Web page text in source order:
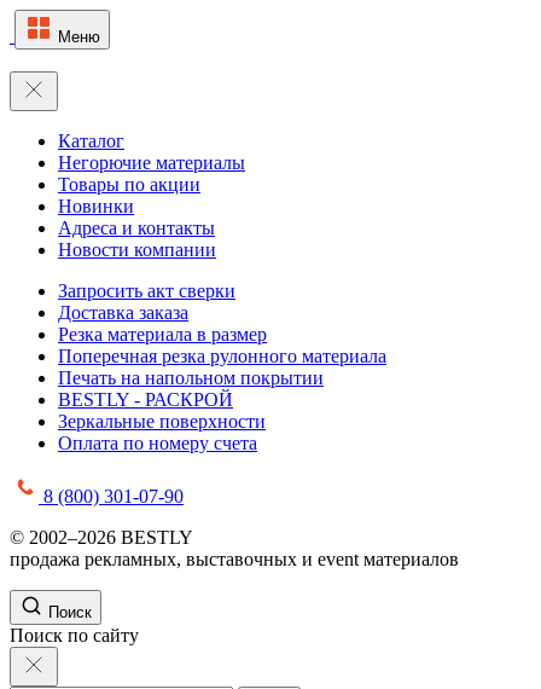
Меню
Каталог
Негорючие материалы
Товары по акции
Новинки
Адреса и контакты
Новости компании
Запросить акт сверки
Доставка заказа
Резка материала в размер
Поперечная резка рулонного материала
Печать на напольном покрытии
BESTLY - РАСКРОЙ
Зеркальные поверхности
Оплата по номеру счета
8 (800) 301-07-90
© 2002–2026 BESTLY
продажа рекламных, выставочных и event материалов
Поиск
Поиск по сайту